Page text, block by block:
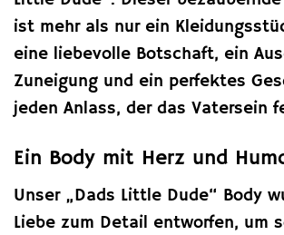
ist mehr als nur ein
eine liebevolle Botschaft, ein
Zuneigung und ein perfektes
jeden Anlass, der das Vatersein
Ein Body mit Herz und
Unser „Dads Little Dude“ Body
Liebe zum Detail entworfen, um